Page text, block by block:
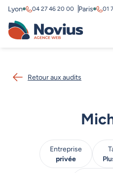
Lyon 04 27 46 20 00 Paris 01
Retour aux audits
Entreprise
privée